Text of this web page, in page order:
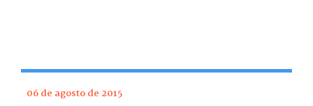
06 de agosto de 2015